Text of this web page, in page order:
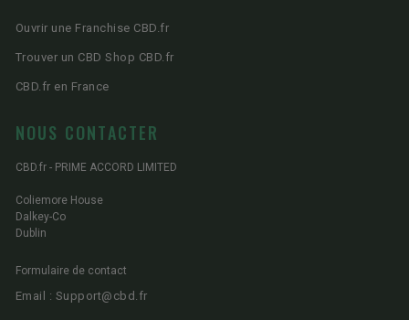
Ouvrir une Franchise CBD.fr
Trouver un CBD Shop CBD.fr
CBD.fr en France
NOUS CONTACTER
CBD.fr - PRIME ACCORD LIMITED
Coliemore House
Dalkey-Co
Dublin
Formulaire de contact
Email : Support@cbd.fr